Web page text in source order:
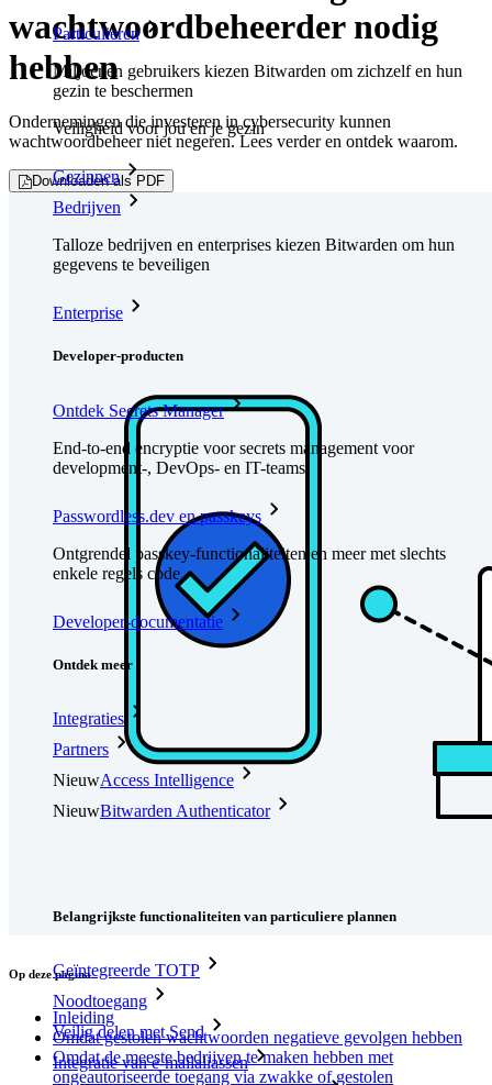
Particulieren
Miljoenen gebruikers kiezen Bitwarden om zichzelf en hun
gezin te beschermen
Veiligheid voor jou en je gezin
Gezinnen
Bedrijven
Talloze bedrijven en enterprises kiezen Bitwarden om hun
gegevens te beveiligen
Enterprise
Developer-producten
Ontdek Secrets Manager
End-to-end encryptie voor secrets management voor
development-, DevOps- en IT-teams.
Passwordless.dev en passkeys
Ontgrendel passkey-functionaliteiten en meer met slechts
enkele regels code
Developer-documentatie
Ontdek meer
Integraties
Partners
NieuwAccess Intelligence
NieuwBitwarden Authenticator
Belangrijkste functionaliteiten van particuliere plannen
Geïntegreerde TOTP
Noodtoegang
Veilig delen met Send
Integratie van e-mailaliassen
wachtwoordbeheerder nodig
hebben
Ondernemingen die investeren in cybersecurity kunnen
wachtwoordbeheer niet negeren. Lees verder en ontdek waarom.
Downloaden als PDF
Op deze pagina
Inleiding
Omdat gestolen wachtwoorden negatieve gevolgen hebben
Omdat de meeste bedrijven te maken hebben met
ongeautoriseerde toegang via zwakke of gestolen